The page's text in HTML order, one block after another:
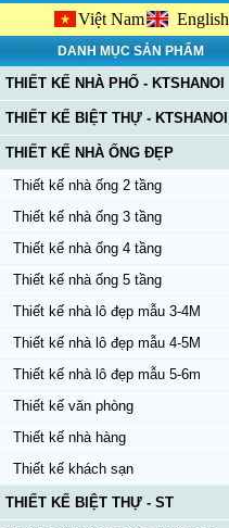
Việt Nam English
DANH MỤC SẢN PHẨM
THIẾT KẾ NHÀ PHỐ - KTSHANOI
THIẾT KẾ BIỆT THỰ - KTSHANOI
THIẾT KẾ NHÀ ỐNG ĐẸP
Thiết kế nhà ống 2 tầng
Thiết kế nhà ống 3 tầng
Thiết kế nhà ống 4 tầng
Thiết kế nhà ống 5 tầng
Thiết kế nhà lô đẹp mẫu 3-4M
Thiết kế nhà lô đẹp mẫu 4-5M
Thiết kế nhà lô đẹp mẫu 5-6m
Thiết kế văn phòng
Thiết kế nhà hàng
Thiết kế khách sạn
THIẾT KẾ BIỆT THỰ - ST